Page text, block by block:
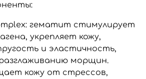
гематит стимулирует
укрепляет кожу,
и эластичность,
морщин.
кожу от стрессов,